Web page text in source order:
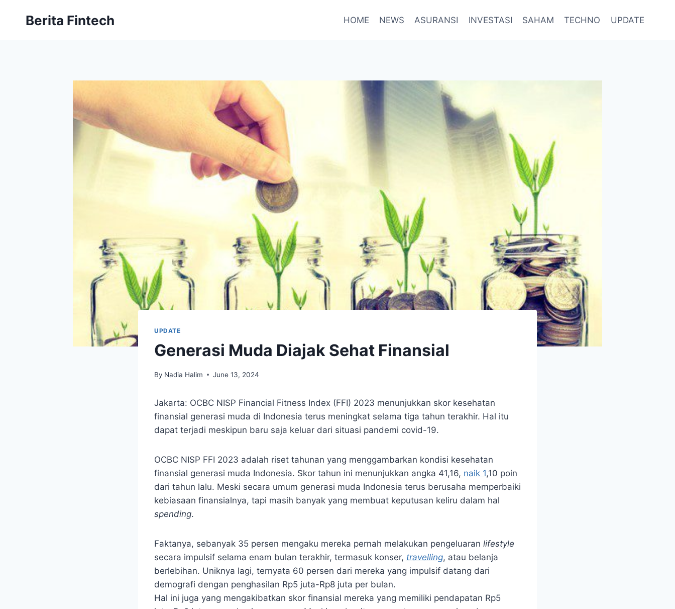
Berita Fintech HOME NEWS ASURANSI INVESTASI SAHAM TECHNO UPDATE
UPDATE
Generasi Muda Diajak Sehat Finansial
By Nadia Halim June 13, 2024
Jakarta: OCBC NISP Financial Fitness Index (FFI) 2023 menunjukkan skor kesehatan
finansial generasi muda di Indonesia terus meningkat selama tiga tahun terakhir. Hal itu
dapat terjadi meskipun baru saja keluar dari situasi pandemi covid-19.
OCBC NISP FFI 2023 adalah riset tahunan yang menggambarkan kondisi kesehatan
finansial generasi muda Indonesia. Skor tahun ini menunjukkan angka 41,16, naik 1,10 poin
dari tahun lalu. Meski secara umum generasi muda Indonesia terus berusaha memperbaiki
kebiasaan finansialnya, tapi masih banyak yang membuat keputusan keliru dalam hal
spending.
Faktanya, sebanyak 35 persen mengaku mereka pernah melakukan pengeluaran lifestyle
secara impulsif selama enam bulan terakhir, termasuk konser, travelling, atau belanja
berlebihan. Uniknya lagi, ternyata 60 persen dari mereka yang impulsif datang dari
demografi dengan penghasilan Rp5 juta-Rp8 juta per bulan.
Hal ini juga yang mengakibatkan skor finansial mereka yang memiliki pendapatan Rp5